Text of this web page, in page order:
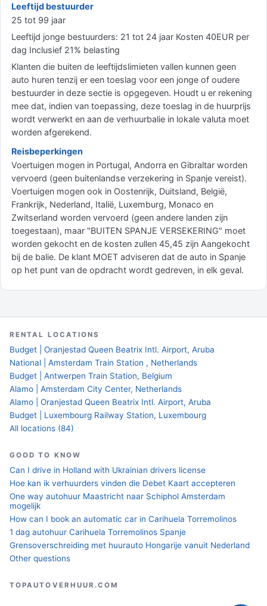
Leeftijd bestuurder
25 tot 99 jaar
Leeftijd jonge bestuurders: 21 tot 24 jaar Kosten 40EUR per
dag Inclusief 21% belasting
Klanten die buiten de leeftijdslimieten vallen kunnen geen
auto huren tenzij er een toeslag voor een jonge of oudere
bestuurder in deze sectie is opgegeven. Houdt u er rekening
mee dat, indien van toepassing, deze toeslag in de huurprijs
wordt verwerkt en aan de verhuurbalie in lokale valuta moet
worden afgerekend.
Reisbeperkingen
Voertuigen mogen in Portugal, Andorra en Gibraltar worden
vervoerd (geen buitenlandse verzekering in Spanje vereist).
Voertuigen mogen ook in Oostenrijk, Duitsland, België,
Frankrijk, Nederland, Italië, Luxemburg, Monaco en
Zwitserland worden vervoerd (geen andere landen zijn
toegestaan), maar "BUITEN SPANJE VERSEKERING" moet
worden gekocht en de kosten zullen 45,45 zijn Aangekocht
bij de balie. De klant MOET adviseren dat de auto in Spanje
op het punt van de opdracht wordt gedreven, in elk geval.
RENTAL LOCATIONS
Budget | Oranjestad Queen Beatrix Intl. Airport, Aruba
National | Amsterdam Train Station , Netherlands
Budget | Antwerpen Train Station, Belgium
Alamo | Amsterdam City Center, Netherlands
Alamo | Oranjestad Queen Beatrix Intl. Airport, Aruba
Budget | Luxembourg Railway Station, Luxembourg
All locations (84)
GOOD TO KNOW
Can I drive in Holland with Ukrainian drivers license
Hoe kan ik verhuurders vinden die Debet Kaart accepteren
One way autohuur Maastricht naar Schiphol Amsterdam
mogelijk
How can I book an automatic car in Carihuela Torremolinos
1 dag autohuur Carihuela Torremolinos Spanje
Grensoverschreiding met huurauto Hongarije vanuit Nederland
Other questions
TOPAUTOVERHUUR.COM